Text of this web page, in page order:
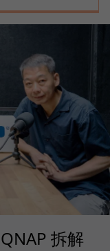
拆解